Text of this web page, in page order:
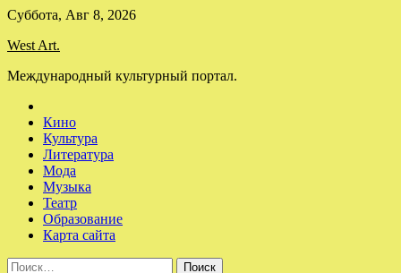
Skip
content
Суббота, Авг 8, 2026
West Art.
Международный культурный портал.
Кино
Культура
Литература
Мода
Музыка
Театр
Образование
Карта сайта
Найти: